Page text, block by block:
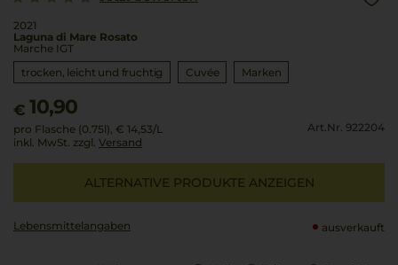
2021
Laguna di Mare Rosato
Marche IGT
trocken, leicht und fruchtig
Cuvée Marken
€ 10,90
pro Flasche (0.75l), € 14,53/L
inkl. MwSt. zzgl. Versand
Art.Nr. 922204
ALTERNATIVE PRODUKTE ANZEIGEN
Lebensmittel­angaben ausverkauft